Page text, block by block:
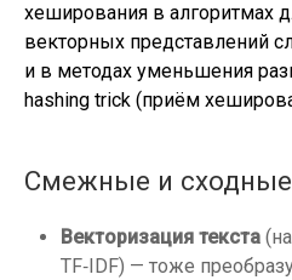
хеширования в алгоритмах
векторных представлений
и в методах уменьшения
hashing trick (приём
Смежные и сходные
Векторизация текста
TF‑IDF) — тоже